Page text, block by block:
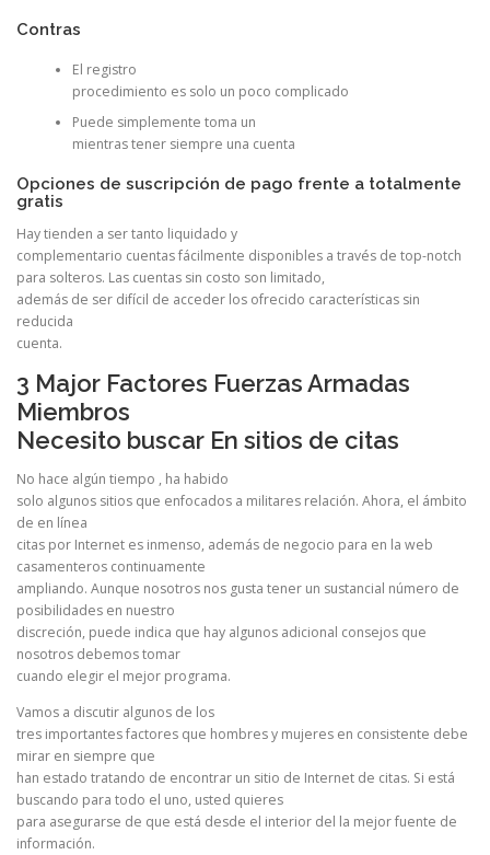
Contras
El registro
procedimiento es solo un poco complicado
Puede simplemente toma un
mientras tener siempre una cuenta
Opciones de suscripción de pago frente a totalmente
gratis
Hay tienden a ser tanto liquidado y
complementario cuentas fácilmente disponibles a través de top-notch
para solteros. Las cuentas sin costo son limitado,
además de ser difícil de acceder los ofrecido características sin
reducida
cuenta.
3 Major Factores Fuerzas Armadas
Miembros
Necesito buscar En sitios de citas
No hace algún tiempo , ha habido
solo algunos sitios que enfocados a militares relación. Ahora, el ámbito
de en línea
citas por Internet es inmenso, además de negocio para en la web
casamenteros continuamente
ampliando. Aunque nosotros nos gusta tener un sustancial número de
posibilidades en nuestro
discreción, puede indica que hay algunos adicional consejos que
nosotros debemos tomar
cuando elegir el mejor programa.
Vamos a discutir algunos de los
tres importantes factores que hombres y mujeres en consistente debe
mirar en siempre que
han estado tratando de encontrar un sitio de Internet de citas. Si está
buscando para todo el uno, usted quieres
para asegurarse de que está desde el interior del la mejor fuente de
información.